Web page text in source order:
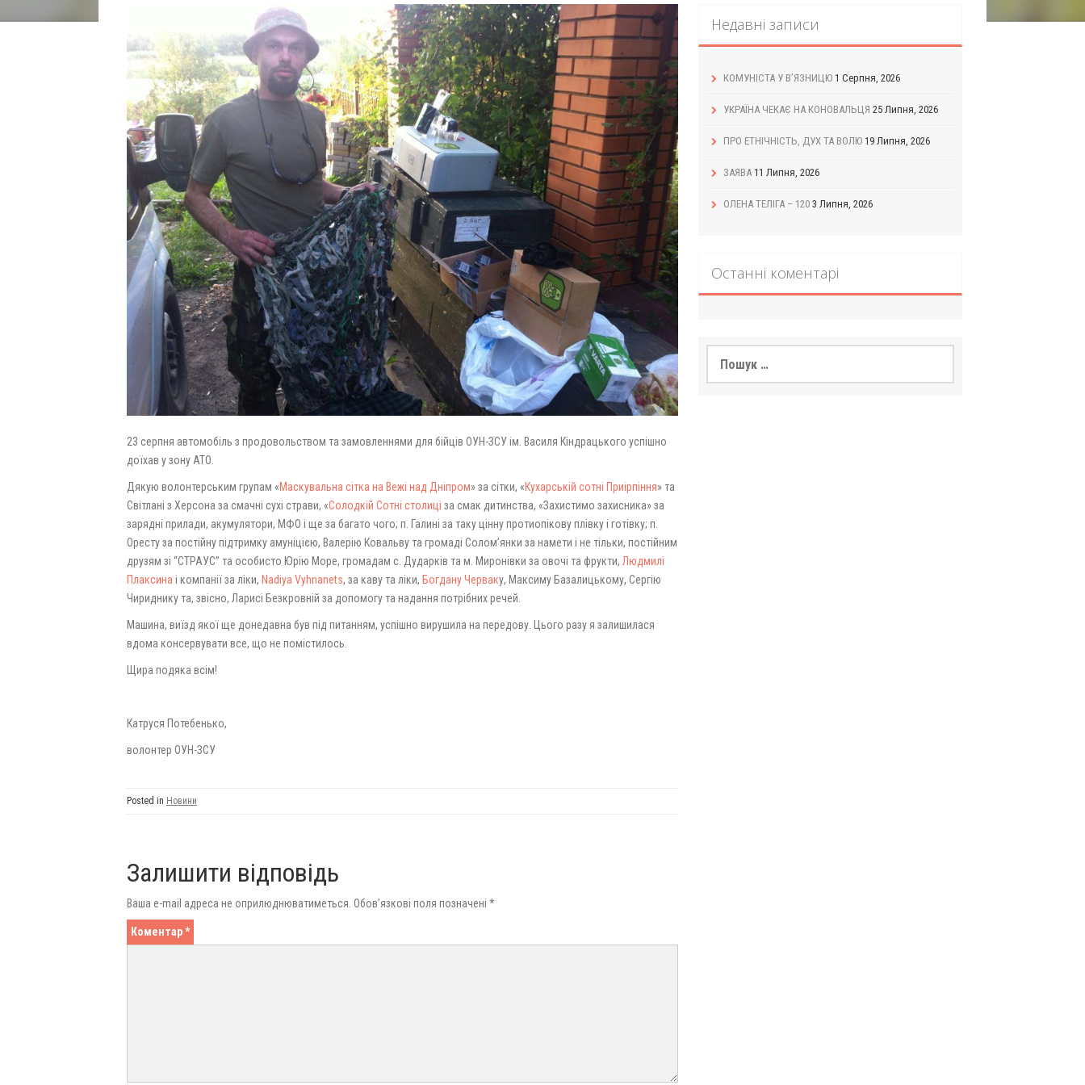
23 серпня автомобіль з продовольством та замовленнями для бійців ОУН-ЗСУ ім. Василя Кіндрацького успішно
доїхав у зону АТО.
Дякую волонтерським групам «Маскувальна сітка на Вежі над Дніпром» за сітки, «Кухарській сотні Приірпіння» та
Світлані з Херсона за смачні сухі страви, «Солодкій Сотні столиці за смак дитинства, «Захистимо захисника» за
зарядні прилади, акумулятори, МФО і ще за багато чого; п. Галині за таку цінну протиопікову плівку і готівку; п.
Оресту за постійну підтримку амуніцією, Валерію Ковальву та громаді Солом’янки за намети і не тільки, постійним
друзям зі “СТРАУС” та особисто Юрію Море, громадам с. Дударків та м. Миронівки за овочі та фрукти, Людмилі
Плаксина і компанії за ліки, Nadiya Vyhnanets, за каву та ліки, Богдану Черваку, Максиму Базалицькому, Сергію
Чириднику та, звісно, Ларисі Безкровній за допомогу та надання потрібних речей.
Машина, виїзд якої ще донедавна був під питанням, успішно вирушила на передову. Цього разу я залишилася
вдома консервувати все, що не помістилось.
Щира подяка всім!
Катруся Потебенько,
волонтер ОУН-ЗСУ
Posted in Новини
Залишити відповідь
Ваша e-mail адреса не оприлюднюватиметься. Обов’язкові поля позначені *
Коментар*
Недавні записи
КОМУНІСТА У В’ЯЗНИЦЮ 1 Серпня, 2026
УКРАЇНА ЧЕКАЄ НА КОНОВАЛЬЦЯ 25 Липня, 2026
ПРО ЕТНІЧНІСТЬ, ДУХ ТА ВОЛЮ 19 Липня, 2026
ЗАЯВА 11 Липня, 2026
ОЛЕНА ТЕЛІГА – 120 3 Липня, 2026
Останні коментарі